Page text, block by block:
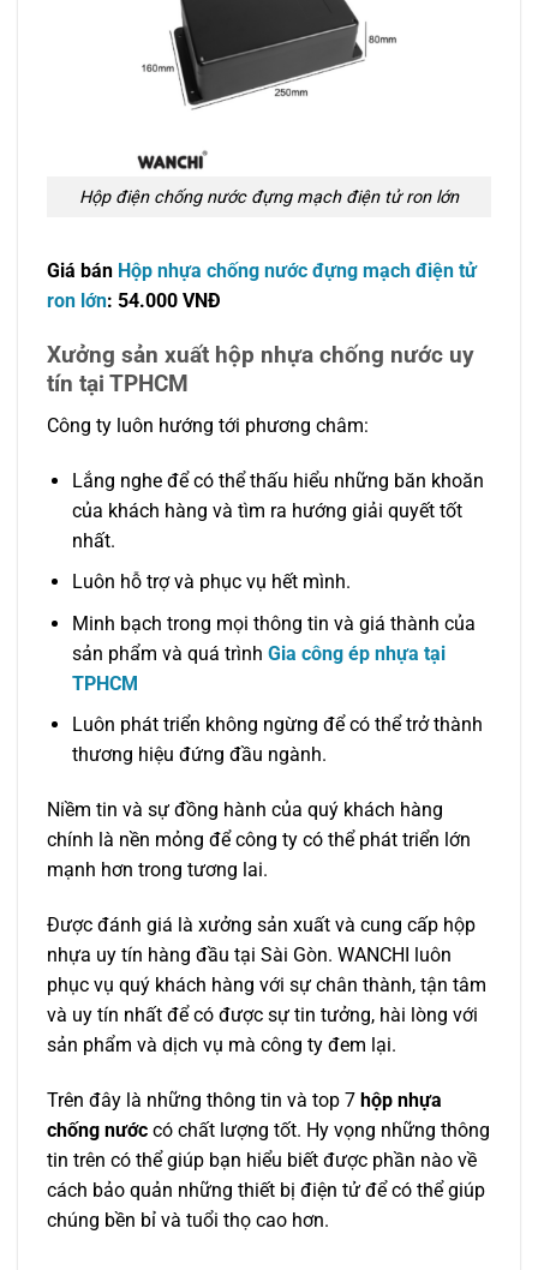
Hộp điện chống nước đựng mạch điện tử ron lớn
Giá bán Hộp nhựa chống nước đựng mạch điện tử
ron lớn: 54.000 VNĐ
Xưởng sản xuất hộp nhựa chống nước uy
tín tại TPHCM
Công ty luôn hướng tới phương châm:
Lắng nghe để có thể thấu hiểu những băn khoăn
của khách hàng và tìm ra hướng giải quyết tốt
nhất.
Luôn hỗ trợ và phục vụ hết mình.
Minh bạch trong mọi thông tin và giá thành của
sản phẩm và quá trình Gia công ép nhựa tại
TPHCM
Luôn phát triển không ngừng để có thể trở thành
thương hiệu đứng đầu ngành.
Niềm tin và sự đồng hành của quý khách hàng
chính là nền mỏng để công ty có thể phát triển lớn
mạnh hơn trong tương lai.
Được đánh giá là xưởng sản xuất và cung cấp hộp
nhựa uy tín hàng đầu tại Sài Gòn. WANCHI luôn
phục vụ quý khách hàng với sự chân thành, tận tâm
và uy tín nhất để có được sự tin tưởng, hài lòng với
sản phẩm và dịch vụ mà công ty đem lại.
Trên đây là những thông tin và top 7 hộp nhựa
chống nước có chất lượng tốt. Hy vọng những thông
tin trên có thể giúp bạn hiểu biết được phần nào về
cách bảo quản những thiết bị điện tử để có thể giúp
chúng bền bỉ và tuổi thọ cao hơn.